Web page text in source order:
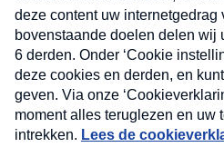
Nieuwsbrief
Neem hier een gratis
nieuwsbrief. Elke vrijdag- en